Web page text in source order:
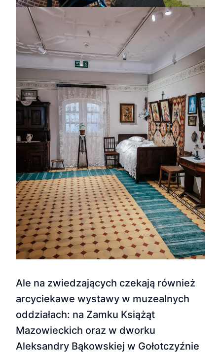
Ale na zwiedzających czekają również
arcyciekawe wystawy w muzealnych
oddziałach: na Zamku Książąt
Mazowieckich oraz w dworku
Aleksandry Bąkowskiej w Gołotczyźnie